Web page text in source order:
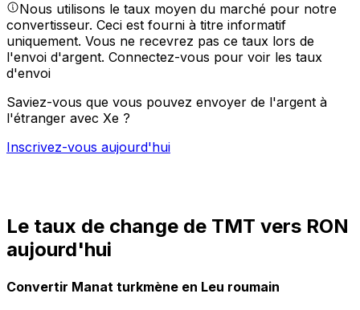
Nous utilisons le taux moyen du marché pour notre
convertisseur. Ceci est fourni à titre informatif
uniquement. Vous ne recevrez pas ce taux lors de
l'envoi d'argent. Connectez-vous pour voir les taux
d'envoi
Saviez-vous que vous pouvez envoyer de l'argent à
l'étranger avec Xe ?
Inscrivez-vous aujourd'hui
Le taux de change de TMT vers RON
aujourd'hui
Convertir Manat turkmène en Leu roumain